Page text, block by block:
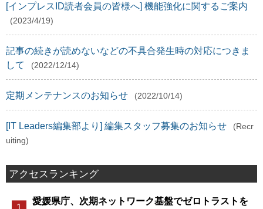
[インプレスID読者会員の皆様へ] 機能強化に関するご案内
(2023/4/19)
記事の続きが読めないなどの不具合発生時の対応につきま
して
(2022/12/14)
定期メンテナンスのお知らせ (2022/10/14)
[IT Leaders編集部より] 編集スタッフ募集のお知らせ
(Recr
uiting)
アクセスランキング
愛媛県庁、次期ネットワーク基盤でゼロトラストを